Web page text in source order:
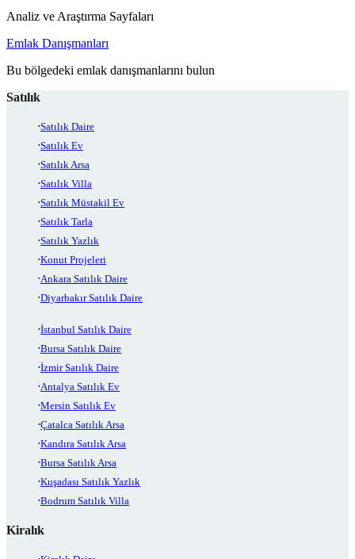
Analiz ve Araştırma Sayfaları
Emlak Danışmanları
Bu bölgedeki emlak danışmanlarını bulun
Satılık
Satılık Daire
Satılık Ev
Satılık Arsa
Satılık Villa
Satılık Müstakil Ev
Satılık Tarla
Satılık Yazlık
Konut Projeleri
Ankara Satılık Daire
Diyarbakır Satılık Daire
İstanbul Satılık Daire
Bursa Satılık Daire
İzmir Satılık Daire
Antalya Satılık Ev
Mersin Satılık Ev
Çatalca Satılık Arsa
Kandıra Satılık Arsa
Bursa Satılık Arsa
Kuşadası Satılık Yazlık
Bodrum Satılık Villa
Kiralık